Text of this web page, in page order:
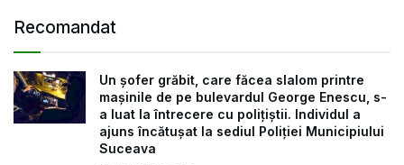
Recomandat
Un șofer grăbit, care făcea slalom printre
mașinile de pe bulevardul George Enescu, s-
a luat la întrecere cu polițiștii. Individul a
ajuns încătușat la sediul Poliției Municipiului
Suceava